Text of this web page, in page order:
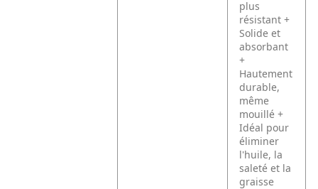
plus
résistant +
Solide et
absorbant
+
Hautement
durable,
même
mouillé +
Idéal pour
éliminer
l'huile, la
saleté et la
graisse